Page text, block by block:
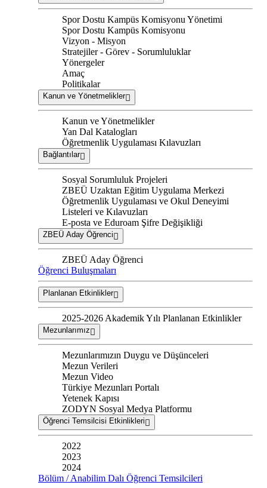
Spor Dostu Kampüs Komisyonu Yönetimi
Spor Dostu Kampüs Komisyonu
Vizyon - Misyon
Stratejiler - Görev - Sorumluluklar
Yönergeler
Amaç
Politikalar
Kanun ve Yönetmelikler
Kanun ve Yönetmelikler
Yan Dal Katalogları
Öğretmenlik Uygulaması Kılavuzları
Bağlantılar
Sosyal Sorumluluk Projeleri
ZBEÜ Uzaktan Eğitim Uygulama Merkezi
Öğretmenlik Uygulaması ve Okul Deneyimi
Listeleri ve Kılavuzları
E-posta ve Eduroam Şifre Değişikliği
ZBEÜ Aday Öğrenci
ZBEÜ Aday Öğrenci
Öğrenci Buluşmaları
Planlanan Etkinlikler
2025-2026 Akademik Yılı Planlanan Etkinlikler
Mezunlarımız
Mezunlarımızın Duygu ve Düşünceleri
Mezun Verileri
Mezun Video
Türkiye Mezunları Portalı
Yetenek Kapısı
ZODYN Sosyal Medya Platformu
Öğrenci Temsilcisi Etkinlikleri
2022
2023
2024
Bölüm / Anabilim Dalı Öğrenci Temsilcileri